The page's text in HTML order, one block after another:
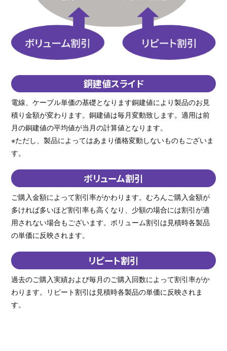
銅建値スライド
電線、ケーブル単価の基礎となります銅建値により製品のお見
積り金額が変わります。銅建値は毎月変動致します。適用は前
月の銅建値の平均値が当月の計算値となります。
※ただし、製品によってはあまり価格変動しないものもございま
す。
ボリューム割引
ご購入金額によって割引率がかわります。むろんご購入金額が
多ければ多いほど割引率も高くなり、少額の場合には割引が適
用されない場合もございます。ボリューム割引は見積時各製品
の単価に反映されます。
リピート割引
過去のご購入実績および毎月のご購入回数によって割引率がか
わります。リピート割引は見積時各製品の単価に反映されま
す。